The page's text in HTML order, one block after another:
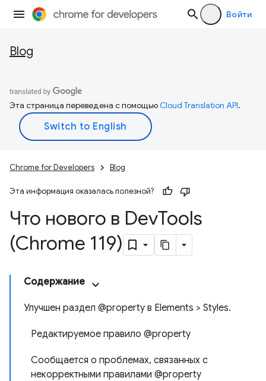
Войти
Blog
Эта страница переведена с помощьюCloud Translation API.
Chrome for Developers Blog
Эта информация оказалась полезной?
Что нового в DevTools
(Chrome 119)
Содержание
Улучшен раздел @property в Elements > Styles.
Редактируемое правило @property
Сообщается о проблемах, связанных с
некорректными правилами @property